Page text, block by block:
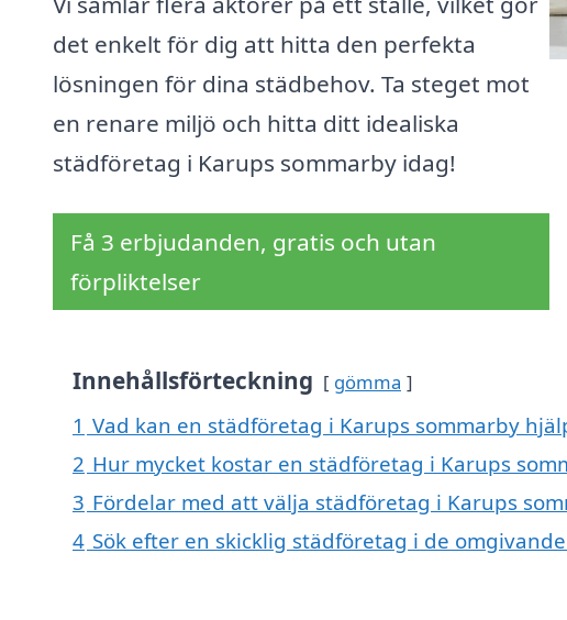
det enkelt för dig att hitta den perfekta
lösningen för dina städbehov. Ta steget mot
en renare miljö och hitta ditt idealiska
städföretag i Karups sommarby idag!
Få 3 erbjudanden, gratis och utan
förpliktelser
Innehållsförteckning gömma
1 Vad kan en städföretag i Karups sommarby
2 Hur mycket kostar en städföretag i Karups
3 Fördelar med att välja städföretag i Karups
4 Sök efter en skicklig städföretag i de